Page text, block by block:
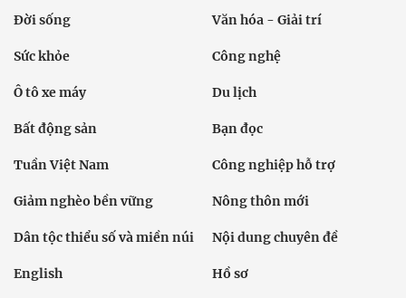
Đời sống Văn hóa - Giải trí
Sức khỏe Công nghệ
Ô tô xe máy Du lịch
Bất động sản Bạn đọc
Tuần Việt Nam Công nghiệp hỗ trợ
Giảm nghèo bền vững Nông thôn mới
Dân tộc thiểu số và miền núi Nội dung chuyên đề
English Hồ sơ